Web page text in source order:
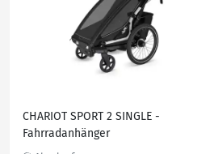
CHARIOT SPORT 2 SINGLE -
Fahrradanhänger